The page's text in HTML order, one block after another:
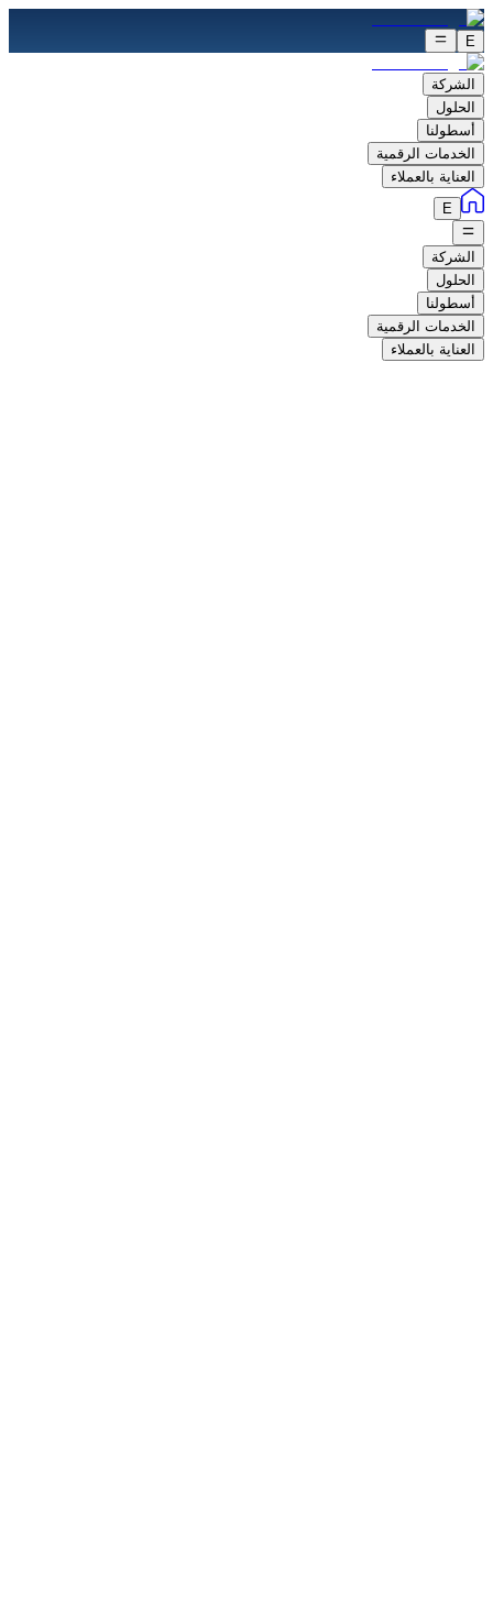
E
الشركة
الحلول
أسطولنا
الخدمات الرقمية
العناية بالعملاء
E
الشركة
الحلول
أسطولنا
الخدمات الرقمية
العناية بالعملاء